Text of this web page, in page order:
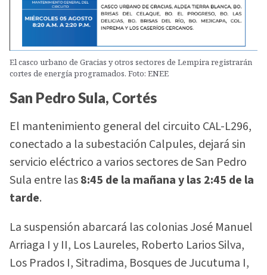
El casco urbano de Gracias y otros sectores de Lempira registrarán
cortes de energía programados. Foto: ENEE
San Pedro Sula, Cortés
El mantenimiento general del circuito CAL-L296,
conectado a la subestación Calpules, dejará sin
servicio eléctrico a varios sectores de San Pedro
Sula entre las8:45 de la mañana y las 2:45 de la
tarde.
La suspensión abarcará las colonias José Manuel
Arriaga I y II, Los Laureles, Roberto Larios Silva,
Los Prados I, Sitradima, Bosques de Jucutuma I,